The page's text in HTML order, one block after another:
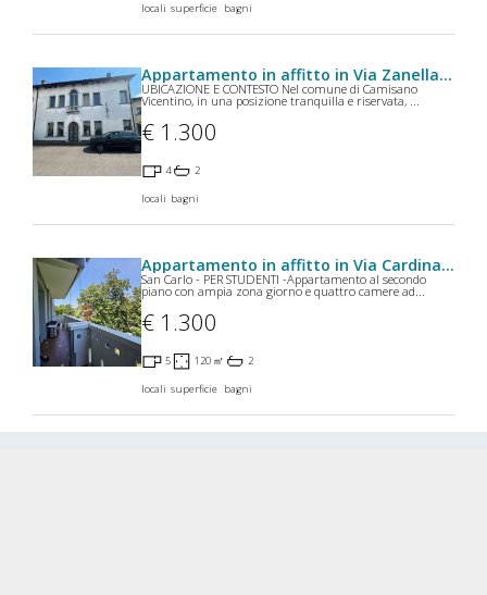
locali superficie bagni
Appartamento in affitto in Via Zanella a Camisano Vicentino
UBICAZIONE E CONTESTO Nel comune di Camisano
Vicentino, in una posizione tranquilla e riservata, ...
€ 1.300
4
locali
2
bagni
Appartamento in affitto in Via Cardinale Callegari a Padova
San Carlo - PER STUDENTI -Appartamento al secondo
piano con ampia zona giorno e quattro camere ad...
€ 1.300
5
locali
120 ㎡
superficie
2
bagni